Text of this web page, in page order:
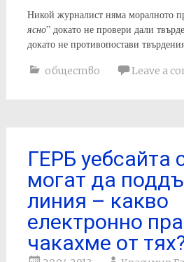
Никой журналист няма моралното
ясно” докато не провери дали
докато не противопостави
общество Leave a
ГЕРБ уебсайта
могат да
линия – какво
електронно
чакахме от